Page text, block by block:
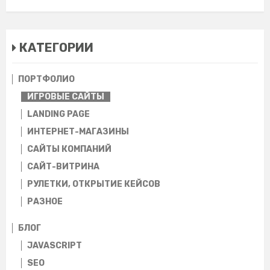
КАТЕГОРИИ
ПОРТФОЛИО
ИГРОВЫЕ САЙТЫ
LANDING PAGE
ИНТЕРНЕТ-МАГАЗИНЫ
CАЙТЫ КОМПАНИЙ
САЙТ-ВИТРИНА
РУЛЕТКИ, ОТКРЫТИЕ КЕЙСОВ
РАЗНОЕ
БЛОГ
JAVASCRIPT
SEO